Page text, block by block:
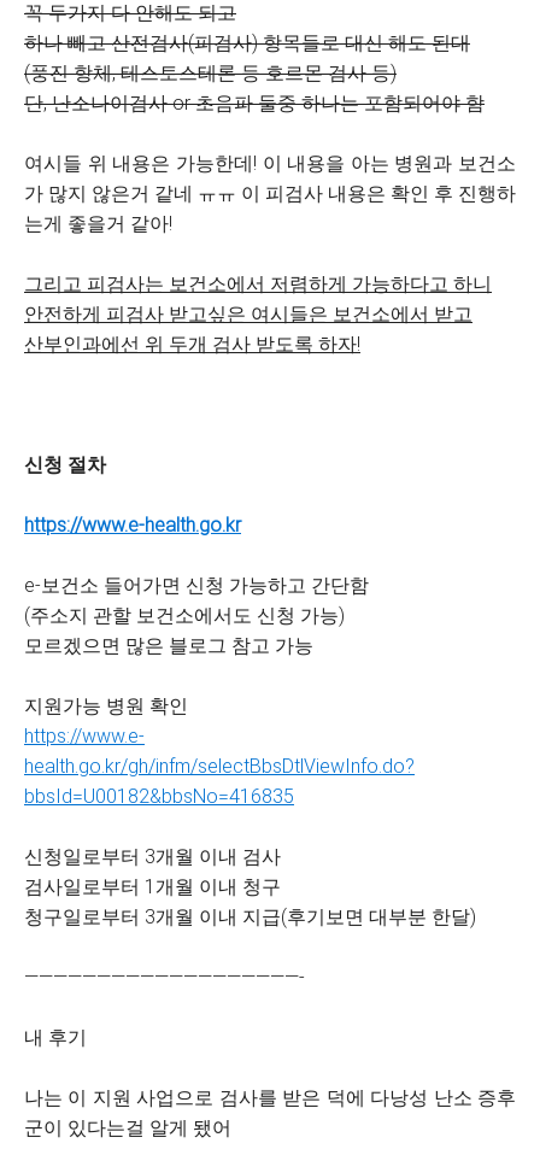
꼭 두가지 다 안해도 되고
하나 빼고 산전검사(피검사) 항목들로 대신 해도 된대
(풍진 항체, 테스토스테론 등 호르몬 검사 등)
단, 난소나이검사 or 초음파 둘중 하나는 포함되어야 함
여시들 위 내용은 가능한데! 이 내용을 아는 병원과 보건소
가 많지 않은거 같네 ㅠㅠ 이 피검사 내용은 확인 후 진행하
는게 좋을거 같아!
그리고 피검사는 보건소에서 저렴하게 가능하다고 하니
안전하게 피검사 받고싶은 여시들은 보건소에서 받고
산부인과에선 위 두개 검사 받도록 하자!
신청 절차
https://www.e-health.go.kr
e-보건소 들어가면 신청 가능하고 간단함
(주소지 관할 보건소에서도 신청 가능)
모르겠으면 많은 블로그 참고 가능
지원가능 병원 확인
https://www.e-
health.go.kr/gh/infm/selectBbsDtlViewInfo.do?
bbsId=U00182&bbsNo=416835
신청일로부터 3개월 이내 검사
검사일로부터 1개월 이내 청구
청구일로부터 3개월 이내 지급(후기보면 대부분 한달)
———————————————————-
내 후기
나는 이 지원 사업으로 검사를 받은 덕에 다낭성 난소 증후
군이 있다는걸 알게 됐어